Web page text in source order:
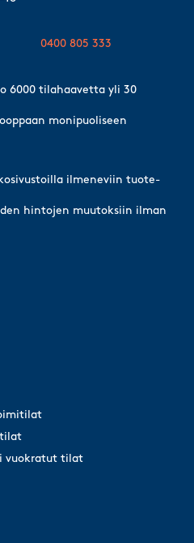
0400 805 333
6000 tilahaavetta yli 30
monipuoliseen
ilmeneviin tuote-
hintojen muutoksiin ilman
vuokratut tilat